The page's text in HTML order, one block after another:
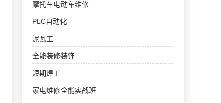
摩托车电动车维修
PLC自动化
泥瓦工
全能装修装饰
短期焊工
家电维修全能实战班